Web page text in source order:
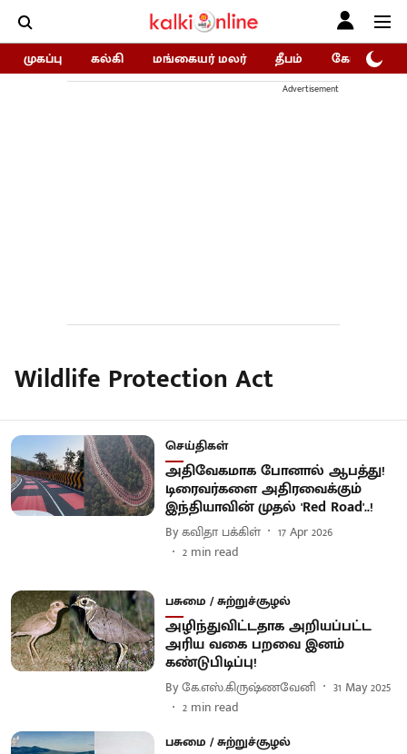
முகப்பு கல்கி மங்கையர் மலர் தீபம் கோகுலம்/
Advertisement
Wildlife Protection Act
செய்திகள்
அதிவேகமாக போனால் ஆபத்து!
டிரைவர்களை அதிரவைக்கும்
இந்தியாவின் முதல் 'Red Road'..!
Byகவிதா பக்கிள்
17 Apr 2026
2 min read
பசுமை / சுற்றுச்சூழல்
அழிந்துவிட்டதாக அறியப்பட்ட
அரிய வகை பறவை இனம்
கண்டுபிடிப்பு!
Byகே.எஸ்.கிருஷ்ணவேனி
31 May 2025
2 min read
பசுமை / சுற்றுச்சூழல்